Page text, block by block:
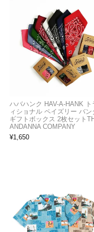
ハバハンク HAV-A-HANK ト
ィショナル ペイズリー バン
ギフトボックス 2枚セット
ANDANNA COMPANY
¥1,650